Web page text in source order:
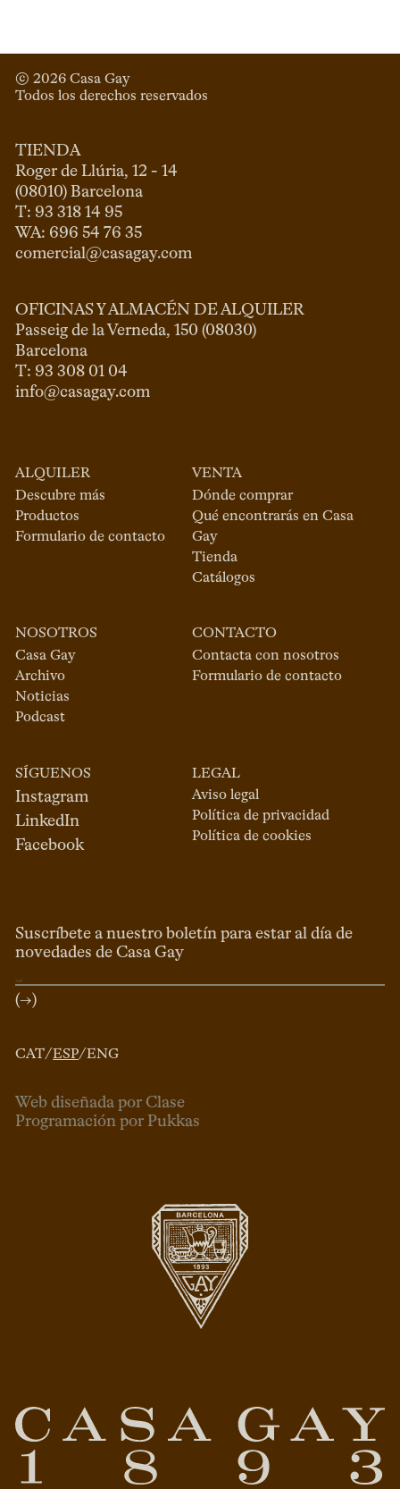
ESP CAT ENG
© 2026 Casa Gay
Todos los derechos reservados
TIENDA
Roger de Llúria, 12 - 14
(08010) Barcelona
T: 93 318 14 95
comercial@casagay.com
OFICINAS Y ALMACÉN DE ALQUILER
Passeig de la Verneda, 150 (08030)
Barcelona
info@casagay.com
ALQUILER
Descubre más
Productos
Formulario de contacto
VENTA
Dónde comprar
Qué encontrarás en Casa
Gay
Tienda
Catálogos
NOSOTROS
Casa Gay
Archivo
Noticias
Podcast
CONTACTO
Contacta con nosotros
Formulario de contacto
SÍGUENOS
Instagram
LinkedIn
Facebook
LEGAL
Aviso legal
Política de privacidad
Política de cookies
CAT/ESP/ENG
Suscríbete a nuestro boletín para estar al día de
novedades de Casa Gay
(→)
Web diseñada por Clase
Programación por Pukkas